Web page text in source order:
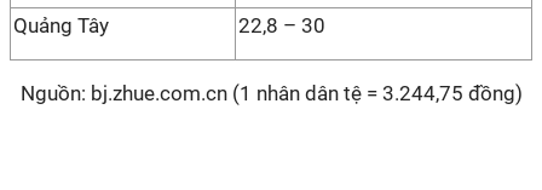
Quảng Tây 22,8 – 30
Nguồn: bj.zhue.com.cn (1 nhân dân tệ = 3.244,75 đồng)